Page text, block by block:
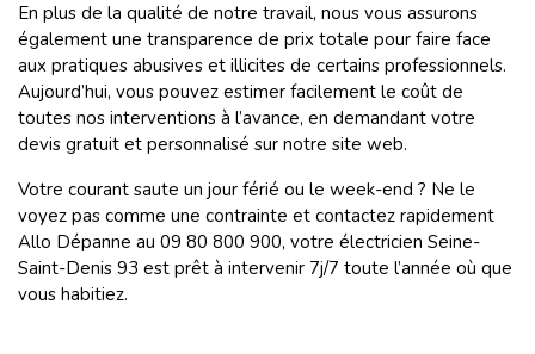
En plus de la qualité de notre travail, nous vous assurons
également une transparence de prix totale pour faire face
aux pratiques abusives et illicites de certains professionnels.
Aujourd’hui, vous pouvez estimer facilement le coût de
toutes nos interventions à l’avance, en demandant votre
devis gratuit et personnalisé sur notre site web.
Votre courant saute un jour férié ou le week-end ? Ne le
voyez pas comme une contrainte et contactez rapidement
Allo Dépanne au 09 80 800 900, votre électricien Seine-
Saint-Denis 93 est prêt à intervenir 7j/7 toute l’année où que
vous habitiez.